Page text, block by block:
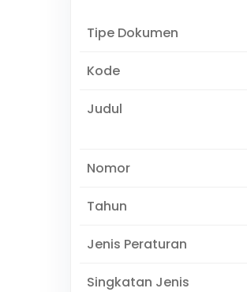
Tipe Dokumen
Kode
Judul
Nomor
Tahun
Jenis Peraturan
Singkatan Jenis